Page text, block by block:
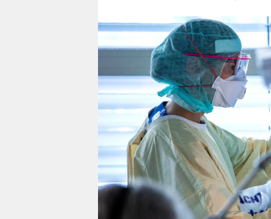
verlag
veranstaltungen
shop
fragen & hilfe
unterstützen
abo
genossenschaft